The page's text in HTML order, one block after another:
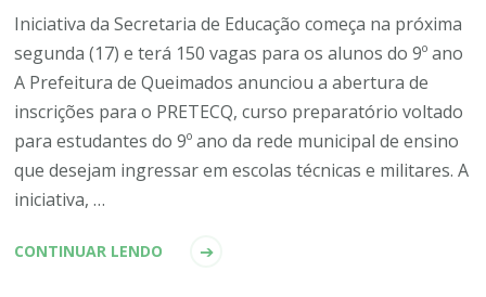
Iniciativa da Secretaria de Educação começa na próxima
segunda (17) e terá 150 vagas para os alunos do 9º ano
A Prefeitura de Queimados anunciou a abertura de
inscrições para o PRETECQ, curso preparatório voltado
para estudantes do 9º ano da rede municipal de ensino
que desejam ingressar em escolas técnicas e militares. A
iniciativa, …
CONTINUAR LENDO